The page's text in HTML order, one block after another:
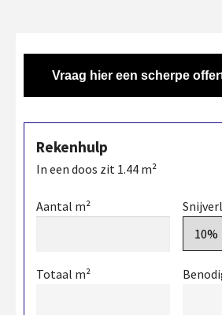
Vraag hier een scherpe
Rekenhulp
In een doos zit 1.44 m²
Aantal m²
Totaal m²